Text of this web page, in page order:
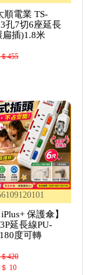
順電業 TS-
孔7切6座延長
扁插)1.8米
＄455
保護傘】
延長線PU-
度可轉
＄420
10